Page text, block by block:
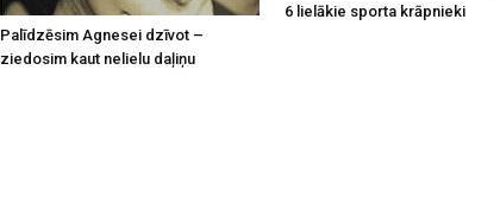
Palīdzēsim Agnesei dzīvot –
ziedosim kaut nelielu daļiņu
6 lielākie sporta krāpnieki